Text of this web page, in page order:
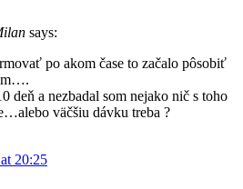
says:
po akom čase to začalo pôsobiť
deň a nezbadal som nejako nič s toho
väčšiu dávku treba ?
20:25